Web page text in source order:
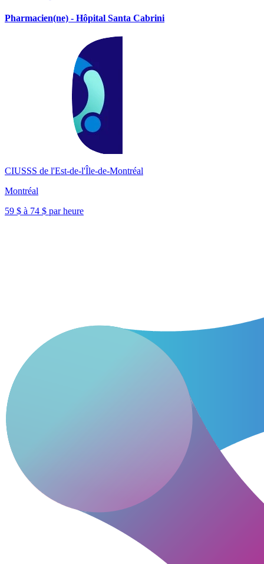
Pharmacien(ne) - Hôpital Santa Cabrini
CIUSSS de l'Est-de-l'Île-de-Montréal
Montréal
59 $ à 74 $ par heure